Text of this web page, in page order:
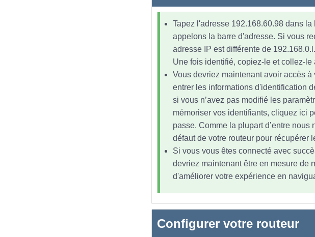
Tapez l'adresse 192.168.60.98 dans
appelons la barre d'adresse. Si vous
adresse IP est différente de
Une fois identifié, copiez-le et collez-
Vous devriez maintenant avoir accès
entrer les informations d'identification
si vous n’avez pas modifié les
mémoriser vos identifiants, cliquez ici
passe. Comme la plupart d’entre
défaut de votre routeur pour récupérer
Si vous vous êtes connecté avec
devriez maintenant être en mesure de
d'améliorer votre expérience en
Configurer votre routeur